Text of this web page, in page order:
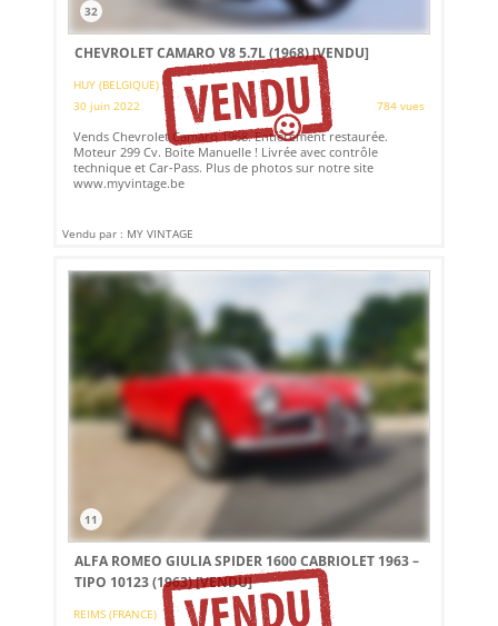
32
CHEVROLET CAMARO V8 5.7L (1968)[VENDU]
HUY (BELGIQUE)
30 juin 2022
784 vues
Vends Chevrolet Camaro 1968. Entièrement restaurée.
Moteur 299 Cv. Boite Manuelle ! Livrée avec contrôle
technique et Car-Pass. Plus de photos sur notre site
www.myvintage.be
Vendu par : MY VINTAGE
11
ALFA ROMEO GIULIA SPIDER 1600 CABRIOLET 1963 –
TIPO 10123 (1963)[VENDU]
REIMS (FRANCE)